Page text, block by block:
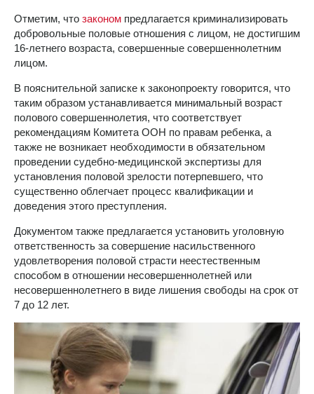
Отметим, что законом предлагается криминализировать
добровольные половые отношения с лицом, не достигшим
16-летнего возраста, совершенные совершеннолетним
лицом.
В пояснительной записке к законопроекту говорится, что
таким образом устанавливается минимальный возраст
полового совершеннолетия, что соответствует
рекомендациям Комитета ООН по правам ребенка, а
также не возникает необходимости в обязательном
проведении судебно-медицинской экспертизы для
установления половой зрелости потерпевшего, что
существенно облегчает процесс квалификации и
доведения этого преступления.
Документом также предлагается установить уголовную
ответственность за совершение насильственного
удовлетворения половой страсти неестественным
способом в отношении несовершеннолетней или
несовершеннолетнего в виде лишения свободы на срок от
7 до 12 лет.